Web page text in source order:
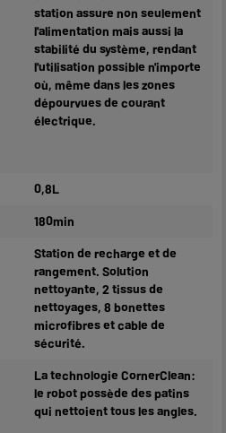
station assure non seulement
l'alimentation mais aussi la
stabilité du système, rendant
l'utilisation possible n'importe
où, même dans les zones
dépourvues de courant
électrique.
0,8L
180min
Station de recharge et de
rangement. Solution
nettoyante, 2 tissus de
nettoyages, 8 bonettes
microfibres et cable de
sécurité.
La technologie CornerClean:
le robot possède des patins
qui nettoient tous les angles.